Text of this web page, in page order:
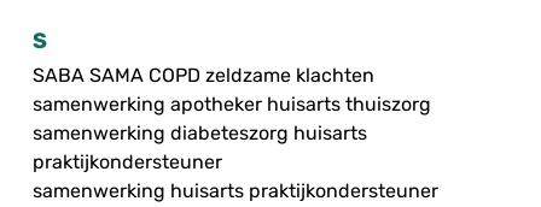
S
SABA SAMA COPD zeldzame klachten
samenwerking apotheker huisarts thuiszorg
samenwerking diabeteszorg huisarts
praktijkondersteuner
samenwerking huisarts praktijkondersteuner